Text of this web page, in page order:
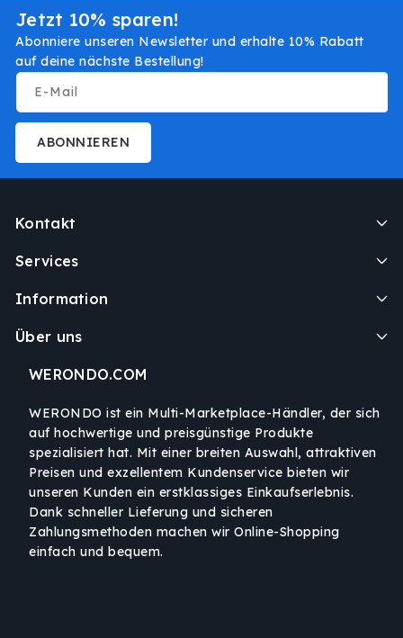
Jetzt 10% sparen!
Abonniere unseren Newsletter und erhalte 10% Rabatt
auf deine nächste Bestellung!
E-Mail
ABONNIEREN
Kontakt
Services
Information
Über uns
WERONDO.COM
WERONDO ist ein Multi-Marketplace-Händler, der sich
auf hochwertige und preisgünstige Produkte
spezialisiert hat. Mit einer breiten Auswahl, attraktiven
Preisen und exzellentem Kundenservice bieten wir
unseren Kunden ein erstklassiges Einkaufserlebnis.
Dank schneller Lieferung und sicheren
Zahlungsmethoden machen wir Online-Shopping
einfach und bequem.